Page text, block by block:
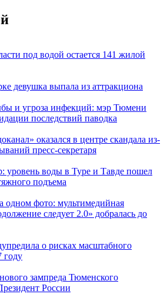
под водой остается 141 жилой
девушка выпала из аттракциона
и угроза инфекций: мэр Тюмени
последствий паводка
оказался в центре скандала из-
пресс-секретаря
уровень воды в Туре и Тавде пошел
подъема
одном фото: мультимедийная
следует 2.0» добралась до
о рисках масштабного
году
зампреда Тюменского
России